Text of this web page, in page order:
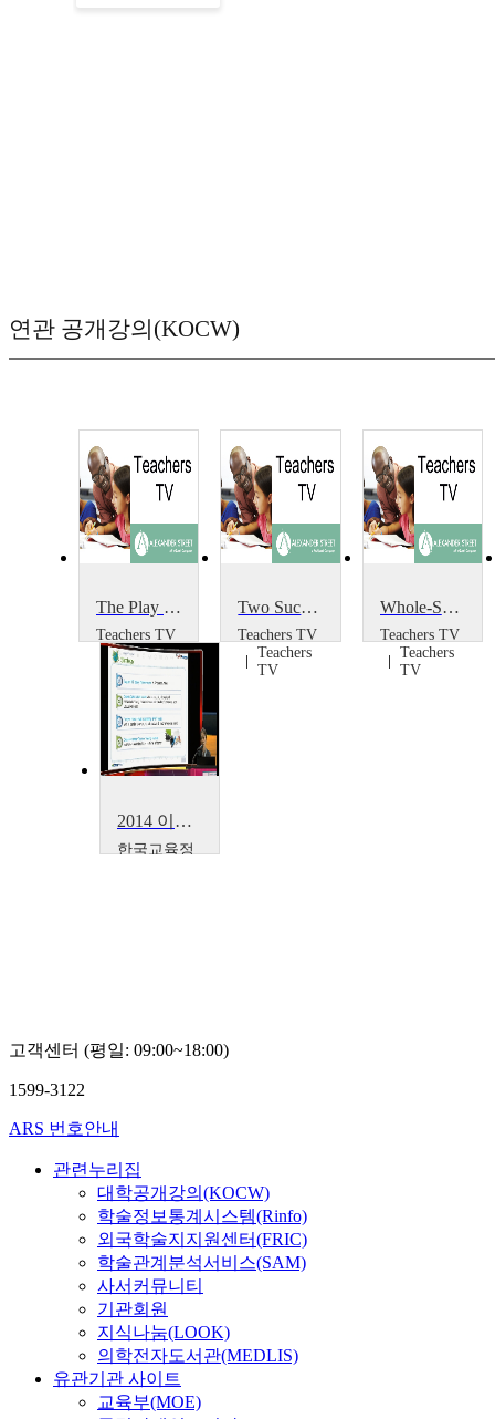
연관 공개강의(KOCW)
The Play Project
Teachers TV
Teachers
TV
Two Successful Projects
Teachers TV
Teachers
TV
Whole-School Portrait Project
Teachers TV
Teachers
TV
2014 이러닝 국제 콘퍼런스 : What is the Lessons from Education Support Project~
한국교육정
고객센터 (평일: 09:00~18:00)
1599-3122
ARS 번호안내
관련누리집
대학공개강의(KOCW)
학술정보통계시스템(Rinfo)
외국학술지지원센터(FRIC)
학술관계분석서비스(SAM)
사서커뮤니티
기관회원
지식나눔(LOOK)
의학전자도서관(MEDLIS)
유관기관 사이트
교육부(MOE)